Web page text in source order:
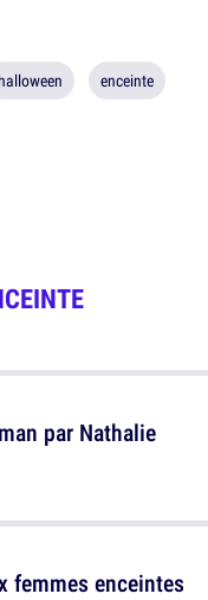
enceinte
par Nathalie
femmes enceintes